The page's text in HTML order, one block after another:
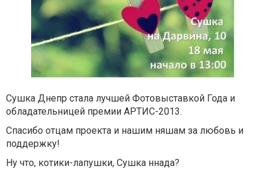
Сушка Днепр стала лучшей Фотовыставкой Года и
обладательницей премии АРТИС-2013.
Спасибо отцам проекта и нашим няшам за любовь и
поддержку!
Ну что, котики-лапушки, Сушка ннада?